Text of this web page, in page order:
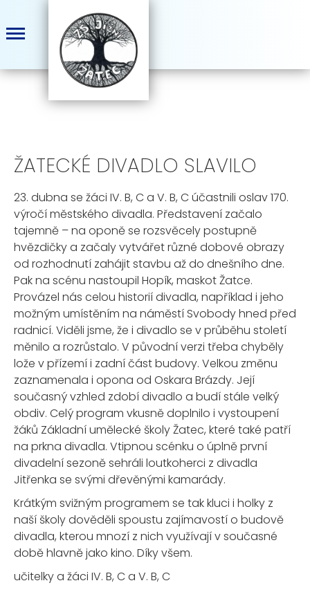
ŽATECKÉ DIVADLO SLAVILO
23. dubna se žáci IV. B, C a V. B, C účastnili oslav 170.
výročí městského divadla. Představení začalo
tajemně – na oponě se rozsvěcely postupně
hvězdičky a začaly vytvářet různé dobové obrazy
od rozhodnutí zahájit stavbu až do dnešního dne.
Pak na scénu nastoupil Hopík, maskot Žatce.
Provázel nás celou historií divadla, například i jeho
možným umístěním na náměstí Svobody hned před
radnicí. Viděli jsme, že i divadlo se v průběhu století
měnilo a rozrůstalo. V původní verzi třeba chyběly
lože v přízemí i zadní část budovy. Velkou změnu
zaznamenala i opona od Oskara Brázdy. Její
současný vzhled zdobí divadlo a budí stále velký
obdiv. Celý program vkusně doplnilo i vystoupení
žáků Základní umělecké školy Žatec, které také patří
na prkna divadla. Vtipnou scénku o úplně první
divadelní sezoně sehráli loutkoherci z divadla
Jitřenka se svými dřevěnými kamarády.
Krátkým svižným programem se tak kluci i holky z
naší školy dověděli spoustu zajímavostí o budově
divadla, kterou mnozí z nich využívají v současné
době hlavně jako kino. Díky všem.
učitelky a žáci IV. B, C a V. B, C